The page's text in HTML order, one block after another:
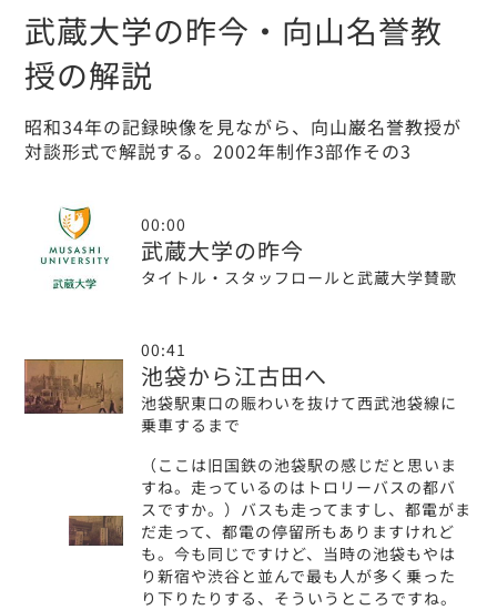
武蔵大学の昨今・向山名誉教
授の解説
昭和34年の記録映像を見ながら、向山巌名誉教授が
対談形式で解説する。2002年制作3部作その3
00:00
武蔵大学の昨今
タイトル・スタッフロールと武蔵大学賛歌
00:41
池袋から江古田へ
池袋駅東口の賑わいを抜けて西武池袋線に
乗車するまで
（ここは旧国鉄の池袋駅の感じだと思いま
すね。走っているのはトロリーバスの都バ
スですか。）バスも走ってますし、都電がま
だ走って、都電の停留所もありますけれど
も。今も同じですけど、当時の池袋もやは
り新宿や渋谷と並んで最も人が多く乗った
り下りたりする、そういうところですね。